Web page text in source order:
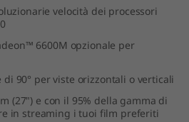
velocità dei processori
6600M opzionale per
di 90° per viste orizzontali o verticali
(27") e con il 95% della gamma di
in streaming i tuoi film preferiti